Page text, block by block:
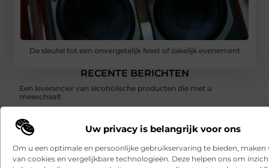
Uw privacy is belangrijk voor ons
Om u een optimale en persoonlijke gebruikservaring te bieden, maken
van cookies en vergelijkbare technologieën. Deze helpen ons om
De sleutel tot een onvergetelijk feest of zakelijk evenement
RECENTE BERICHTEN
Een leverancier van alcoholische producten die met u
meeschaalt
Hoe franchiseketens lokale Google Ads budgetten centraal en
efficiënt beheren
Een buitenkat of binnenkat? Dezelfde dierenarts voor uw kat